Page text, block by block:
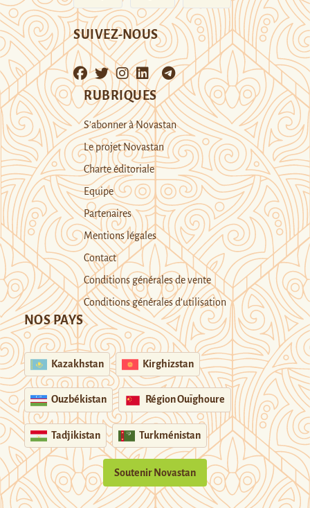
SUIVEZ-NOUS
RUBRIQUES
S’abonner à Novastan
Le projet Novastan
Charte éditoriale
Equipe
Partenaires
Mentions légales
Contact
Conditions générales de vente
Conditions générales d’utilisation
NOS PAYS
Kazakhstan Kirghizstan
Ouzbékistan Région Ouïghoure
Tadjikistan Turkménistan
Soutenir Novastan